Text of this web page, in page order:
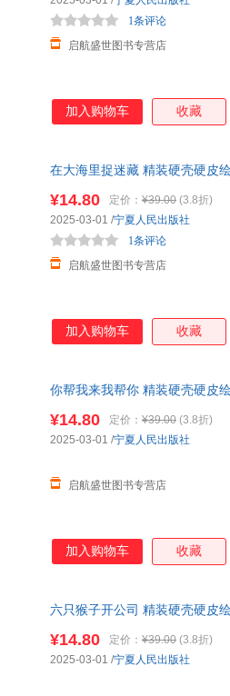
启航盛世图书专营店
1条评论
加入购物车 收藏
在大海里捉迷藏 精装硬壳硬皮
¥14.80 定价： ¥39.00 (3.8折)
启航盛世图书专营店
1条评论
2025-03-01 /宁夏人民出版社
加入购物车 收藏
你帮我来我帮你 精装硬壳硬皮
¥14.80 定价： ¥39.00 (3.8折)
启航盛世图书专营店
2025-03-01 /宁夏人民出版社
加入购物车 收藏
六只猴子开公司 精装硬壳硬皮
¥14.80 定价： ¥39.00 (3.8折)
2025-03-01 /宁夏人民出版社